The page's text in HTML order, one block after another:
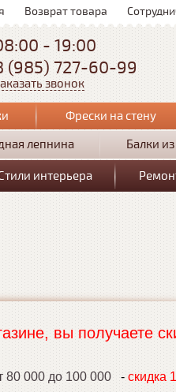
Возврат товара
- 19:00
(985) 727-60-99
звонок
Фрески на стену
лепнина Балки
интерьера
вы получаете
80 000 до 100 000 - скидка